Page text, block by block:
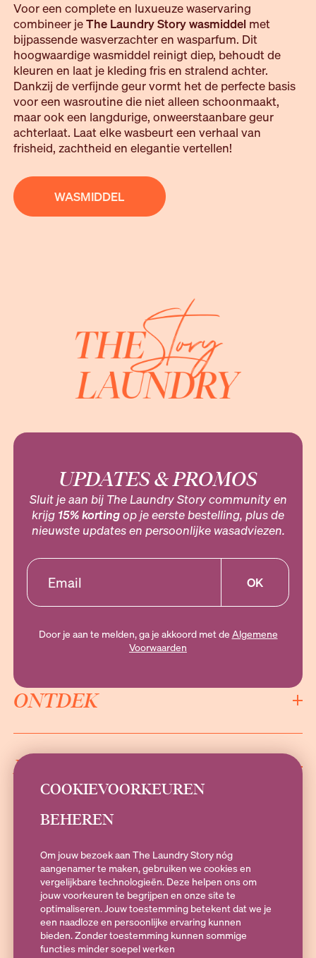
Voor een complete en luxueuze waservaring
combineer jeThe Laundry Story wasmiddel met
bijpassende wasverzachter en wasparfum. Dit
hoogwaardige wasmiddel reinigt diep, behoudt de
kleuren en laat je kleding fris en stralend achter.
Dankzij de verfijnde geur vormt het de perfecte basis
voor een wasroutine die niet alleen schoonmaakt,
maar ook een langdurige, onweerstaanbare geur
achterlaat. Laat elke wasbeurt een verhaal van
frisheid, zachtheid en elegantie vertellen!
WASMIDDEL
UPDATES & PROMOS
Sluit je aan bij The Laundry Story community en
krijg 15% kortingop je eerste bestelling, plus de
nieuwste updates en persoonlijke wasadviezen.
OK
Door je aan te melden, ga je akkoord met de Algemene
Voorwaarden
ONTDEK
INFORMATIE
SOCIALS
Heb je vragen?
Stuur een e-mail naarhallo@theLaundryStory.nlof Whatsapp naar
+316 19 79 25 10. Bereikbaar op Maandag t/m vrijdag 09:00-17:00
COOKIEVOORKEUREN
BEHEREN
Om jouw bezoek aan The Laundry Story nóg
aangenamer te maken, gebruiken we cookies en
vergelijkbare technologieën. Deze helpen ons om
jouw voorkeuren te begrijpen en onze site te
optimaliseren. Jouw toestemming betekent dat we je
een naadloze en persoonlijke ervaring kunnen
bieden. Zonder toestemming kunnen sommige
functies minder soepel werken